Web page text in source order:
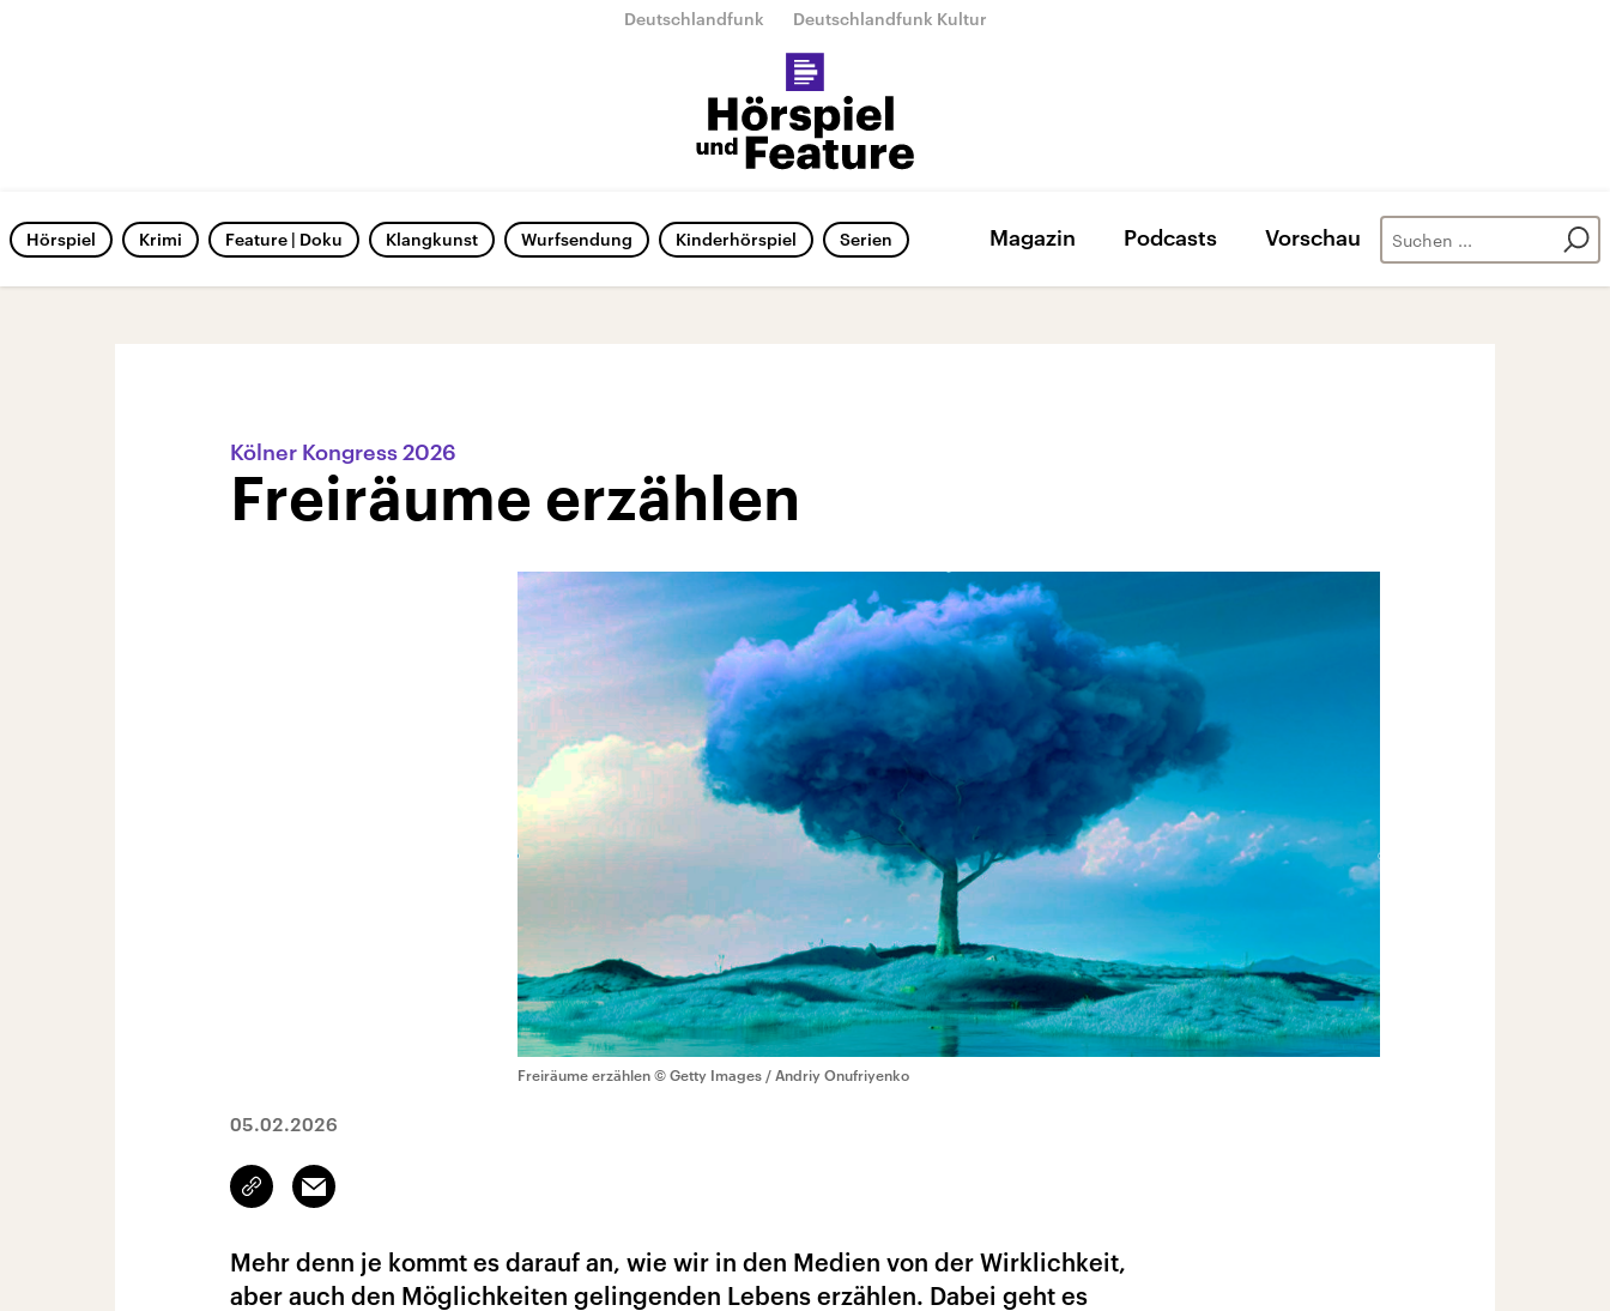
Deutschlandfunk Deutschlandfunk Kultur
Hörspiel Krimi Feature | Doku Klangkunst Wurfsendung Kinderhörspiel Serien Magazin Podcasts Vorschau
Kölner Kongress 2026
Freiräume erzählen
Freiräume erzählen © Getty Images / Andriy Onufriyenko
05.02.2026
Link
kopieren/teilen
Email
Mehr denn je kommt es darauf an, wie wir in den Medien von der Wirklichkeit,
aber auch den Möglichkeiten gelingenden Lebens erzählen. Dabei geht es